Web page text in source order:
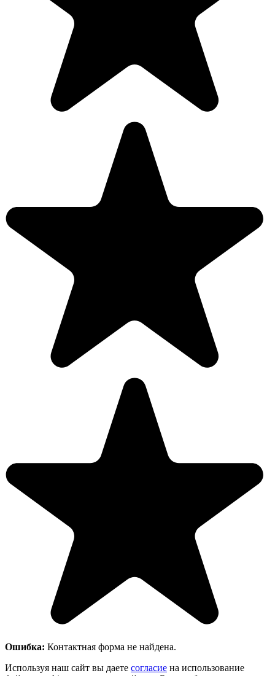
Ошибка: Контактная форма не найдена.
Используя наш сайт вы даете согласие на использование